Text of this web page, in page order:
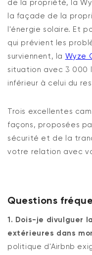
de la propriété, la
la façade de la
l'énergie solaire. Et
qui prévient les
surviennent, la Wyze
situation avec 3 000
inférieur à celui du
Trois excellentes
façons, proposées
sécurité et de la
votre relation avec
Questions
1. Dois-je divulguer
extérieures dans
politique d'Airbnb